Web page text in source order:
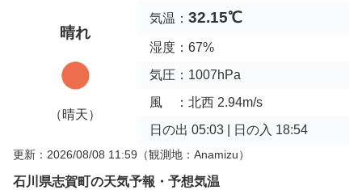
晴れ
（晴天）
気温： 32.15℃
湿度：67%
気圧：1007hPa
風 ：北西 2.94m/s
日の出 05:03 | 日の入 18:54
更新：2026/08/08 11:59 （観測地：Anamizu）
石川県志賀町の天気予報・予想気温